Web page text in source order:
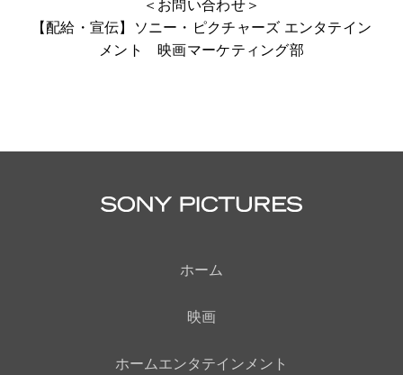
【配給・宣伝】ソニー・ピクチャーズ エンタテイン
メント 映画マーケティング部
ホーム
映画
ホームエンタテインメント